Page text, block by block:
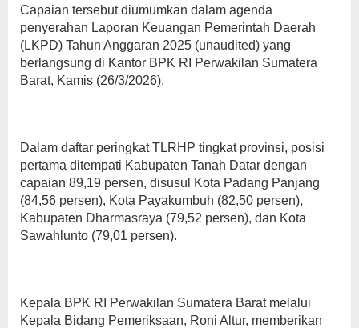
Capaian tersebut diumumkan dalam agenda
penyerahan Laporan Keuangan Pemerintah Daerah
(LKPD) Tahun Anggaran 2025 (unaudited) yang
berlangsung di Kantor BPK RI Perwakilan Sumatera
Barat, Kamis (26/3/2026).
Dalam daftar peringkat TLRHP tingkat provinsi, posisi
pertama ditempati Kabupaten Tanah Datar dengan
capaian 89,19 persen, disusul Kota Padang Panjang
(84,56 persen), Kota Payakumbuh (82,50 persen),
Kabupaten Dharmasraya (79,52 persen), dan Kota
Sawahlunto (79,01 persen).
Kepala BPK RI Perwakilan Sumatera Barat melalui
Kepala Bidang Pemeriksaan, Roni Altur, memberikan